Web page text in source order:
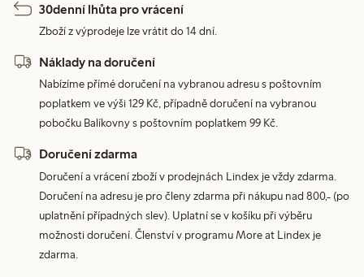
30denní lhůta pro vrácení
Zboží z výprodeje lze vrátit do 14 dní.
Náklady na doručení
Nabízíme přímé doručení na vybranou adresu s poštovním
poplatkem ve výši 129 Kč, případně doručení na vybranou
pobočku Balíkovny s poštovním poplatkem 99 Kč.
Doručení zdarma
Doručení a vrácení zboží v prodejnách Lindex je vždy zdarma.
Doručení na adresu je pro členy zdarma při nákupu nad 800,- (po
uplatnění případných slev). Uplatní se v košíku při výběru
možnosti doručení. Členství v programu More at Lindex je
zdarma.